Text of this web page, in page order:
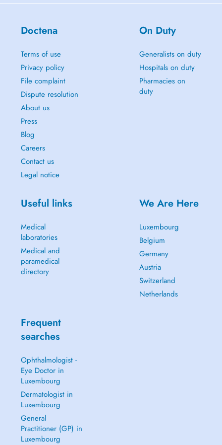
Doctena
Terms of use
Privacy policy
File complaint
Dispute resolution
About us
Press
Blog
Careers
Contact us
Legal notice
On Duty
Generalists on duty
Hospitals on duty
Pharmacies on
duty
Useful links
Medical
laboratories
Medical and
paramedical
directory
We Are Here
Luxembourg
Belgium
Germany
Austria
Switzerland
Netherlands
Frequent
searches
Ophthalmologist -
Eye Doctor in
Luxembourg
Dermatologist in
Luxembourg
General
Practitioner (GP) in
Luxembourg